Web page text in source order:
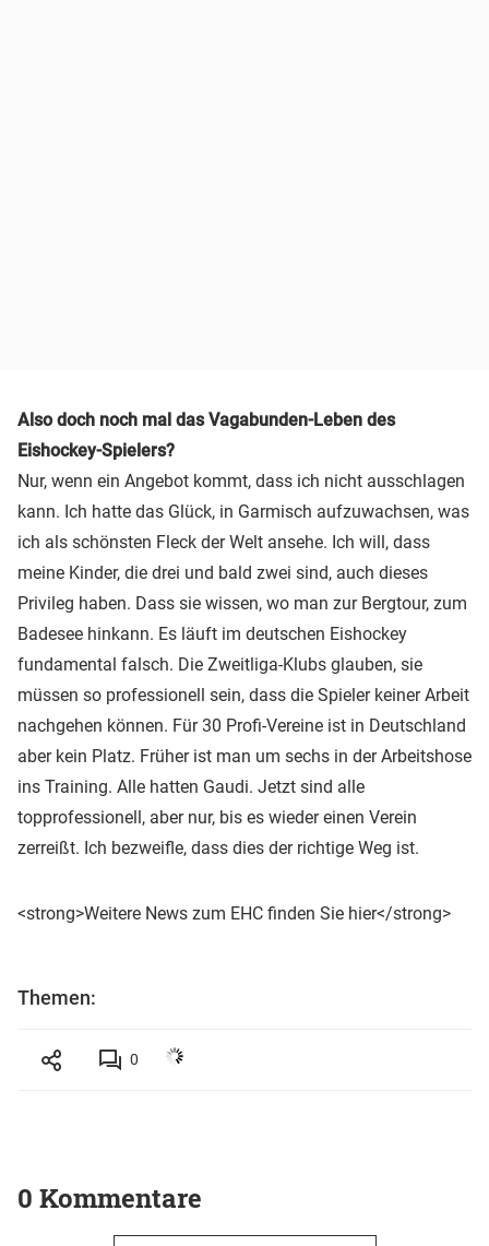
Also doch noch mal das Vagabunden-Leben des
Eishockey-Spielers?
Nur, wenn ein Angebot kommt, dass ich nicht ausschlagen
kann. Ich hatte das Glück, in Garmisch aufzuwachsen, was
ich als schönsten Fleck der Welt ansehe. Ich will, dass
meine Kinder, die drei und bald zwei sind, auch dieses
Privileg haben. Dass sie wissen, wo man zur Bergtour, zum
Badesee hinkann. Es läuft im deutschen Eishockey
fundamental falsch. Die Zweitliga-Klubs glauben, sie
müssen so professionell sein, dass die Spieler keiner Arbeit
nachgehen können. Für 30 Profi-Vereine ist in Deutschland
aber kein Platz. Früher ist man um sechs in der Arbeitshose
ins Training. Alle hatten Gaudi. Jetzt sind alle
topprofessionell, aber nur, bis es wieder einen Verein
zerreißt. Ich bezweifle, dass dies der richtige Weg ist.
<strong>Weitere News zum EHC finden Sie hier</strong>
Themen:
0
0 Kommentare